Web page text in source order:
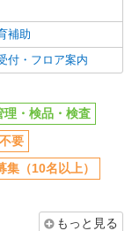
補助
付・フロア案内
理・検品・検査
要
集（10名以上）
もっと見る